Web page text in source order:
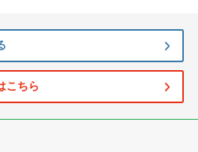
こちら